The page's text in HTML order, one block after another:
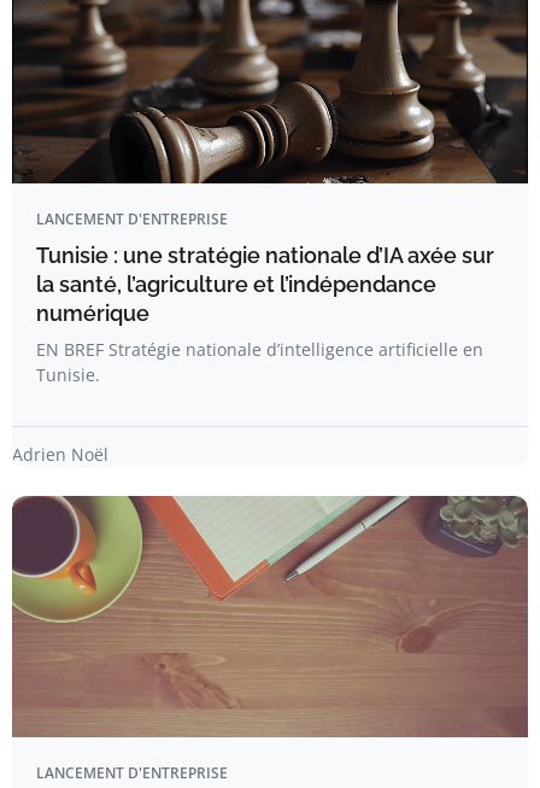
LANCEMENT D'ENTREPRISE
Tunisie : une stratégie nationale d’IA axée sur
la santé, l’agriculture et l’indépendance
numérique
EN BREF Stratégie nationale d’intelligence artificielle en
Tunisie.
Adrien Noël
LANCEMENT D'ENTREPRISE